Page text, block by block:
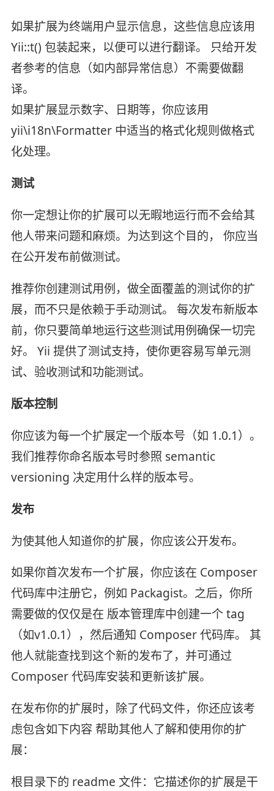
如果扩展为终端用户显示信息，这些信息应该用
Yii::t() 包装起来，以便可以进行翻译。 只给开发
者参考的信息（如内部异常信息）不需要做翻
译。
如果扩展显示数字、日期等，你应该用
yii\i18n\Formatter 中适当的格式化规则做格式
化处理。
测试
你一定想让你的扩展可以无暇地运行而不会给其
他人带来问题和麻烦。为达到这个目的， 你应当
在公开发布前做测试。
推荐你创建测试用例，做全面覆盖的测试你的扩
展，而不只是依赖于手动测试。 每次发布新版本
前，你只要简单地运行这些测试用例确保一切完
好。 Yii 提供了测试支持，使你更容易写单元测
试、验收测试和功能测试。
版本控制
你应该为每一个扩展定一个版本号（如 1.0.1）。
我们推荐你命名版本号时参照 semantic
versioning 决定用什么样的版本号。
发布
为使其他人知道你的扩展，你应该公开发布。
如果你首次发布一个扩展，你应该在 Composer
代码库中注册它，例如 Packagist。之后，你所
需要做的仅仅是在 版本管理库中创建一个 tag
（如v1.0.1），然后通知 Composer 代码库。 其
他人就能查找到这个新的发布了，并可通过
Composer 代码库安装和更新该扩展。
在发布你的扩展时，除了代码文件，你还应该考
虑包含如下内容 帮助其他人了解和使用你的扩
展：
根目录下的 readme 文件：它描述你的扩展是干